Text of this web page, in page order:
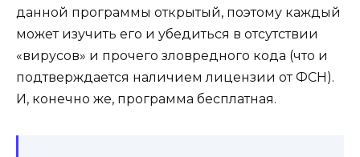
данной программы открытый, поэтому каждый
может изучить его и убедиться в отсутствии
«вирусов» и прочего зловредного кода (что и
подтверждается наличием лицензии от ФСН).
И, конечно же, программа бесплатная.